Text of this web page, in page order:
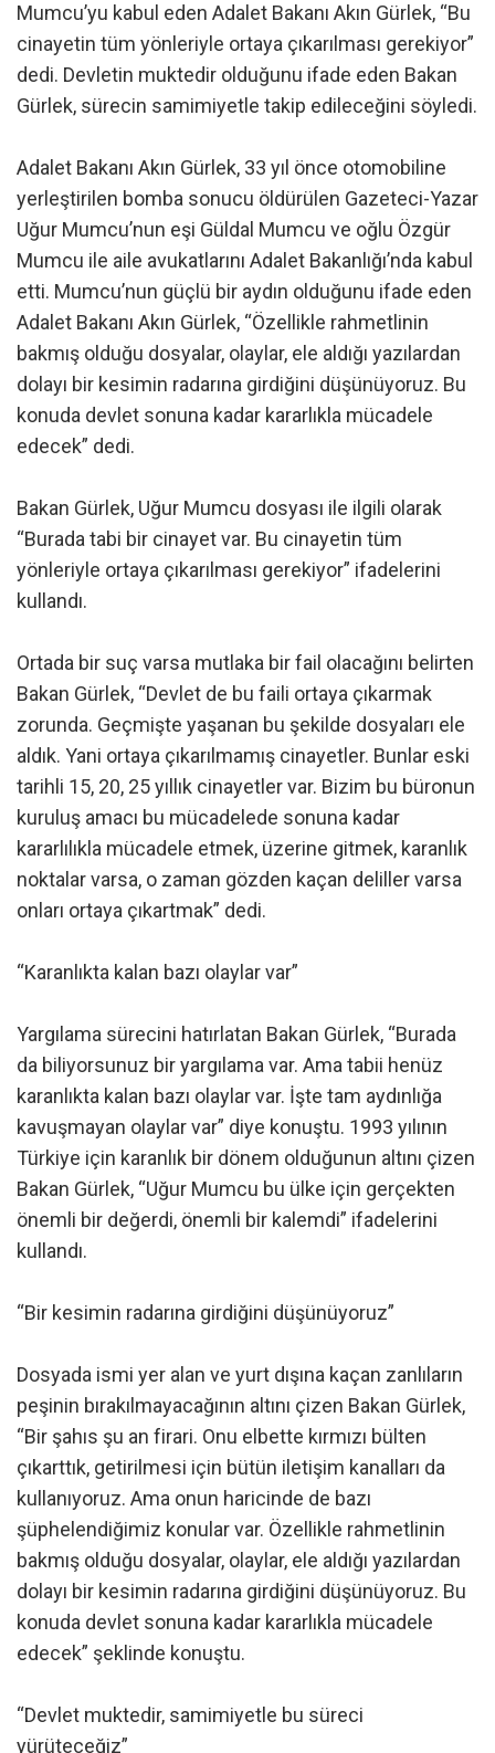
Mumcu’yu kabul eden Adalet Bakanı Akın Gürlek, “Bu
cinayetin tüm yönleriyle ortaya çıkarılması gerekiyor”
dedi. Devletin muktedir olduğunu ifade eden Bakan
Gürlek, sürecin samimiyetle takip edileceğini söyledi.
Adalet Bakanı Akın Gürlek, 33 yıl önce otomobiline
yerleştirilen bomba sonucu öldürülen Gazeteci-Yazar
Uğur Mumcu’nun eşi Güldal Mumcu ve oğlu Özgür
Mumcu ile aile avukatlarını Adalet Bakanlığı’nda kabul
etti. Mumcu’nun güçlü bir aydın olduğunu ifade eden
Adalet Bakanı Akın Gürlek, “Özellikle rahmetlinin
bakmış olduğu dosyalar, olaylar, ele aldığı yazılardan
dolayı bir kesimin radarına girdiğini düşünüyoruz. Bu
konuda devlet sonuna kadar kararlıkla mücadele
edecek” dedi.
Bakan Gürlek, Uğur Mumcu dosyası ile ilgili olarak
“Burada tabi bir cinayet var. Bu cinayetin tüm
yönleriyle ortaya çıkarılması gerekiyor” ifadelerini
kullandı.
Ortada bir suç varsa mutlaka bir fail olacağını belirten
Bakan Gürlek, “Devlet de bu faili ortaya çıkarmak
zorunda. Geçmişte yaşanan bu şekilde dosyaları ele
aldık. Yani ortaya çıkarılmamış cinayetler. Bunlar eski
tarihli 15, 20, 25 yıllık cinayetler var. Bizim bu büronun
kuruluş amacı bu mücadelede sonuna kadar
kararlılıkla mücadele etmek, üzerine gitmek, karanlık
noktalar varsa, o zaman gözden kaçan deliller varsa
onları ortaya çıkartmak” dedi.
“Karanlıkta kalan bazı olaylar var”
Yargılama sürecini hatırlatan Bakan Gürlek, “Burada
da biliyorsunuz bir yargılama var. Ama tabii henüz
karanlıkta kalan bazı olaylar var. İşte tam aydınlığa
kavuşmayan olaylar var” diye konuştu. 1993 yılının
Türkiye için karanlık bir dönem olduğunun altını çizen
Bakan Gürlek, “Uğur Mumcu bu ülke için gerçekten
önemli bir değerdi, önemli bir kalemdi” ifadelerini
kullandı.
“Bir kesimin radarına girdiğini düşünüyoruz”
Dosyada ismi yer alan ve yurt dışına kaçan zanlıların
peşinin bırakılmayacağının altını çizen Bakan Gürlek,
“Bir şahıs şu an firari. Onu elbette kırmızı bülten
çıkarttık, getirilmesi için bütün iletişim kanalları da
kullanıyoruz. Ama onun haricinde de bazı
şüphelendiğimiz konular var. Özellikle rahmetlinin
bakmış olduğu dosyalar, olaylar, ele aldığı yazılardan
dolayı bir kesimin radarına girdiğini düşünüyoruz. Bu
konuda devlet sonuna kadar kararlıkla mücadele
edecek” şeklinde konuştu.
“Devlet muktedir, samimiyetle bu süreci
yürüteceğiz”